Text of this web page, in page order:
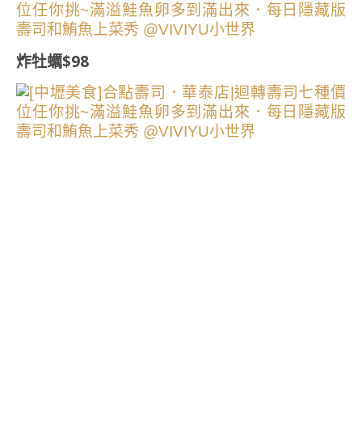
炸牡蠣$98